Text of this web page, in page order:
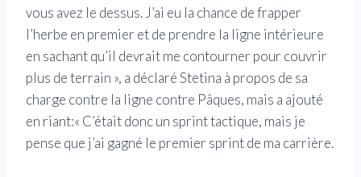
vous avez le dessus. J’ai eu la chance de frapper
l’herbe en premier et de prendre la ligne intérieure
en sachant qu’il devrait me contourner pour couvrir
plus de terrain », a déclaré Stetina à propos de sa
charge contre la ligne contre Pâques, mais a ajouté
en riant:« C’était donc un sprint tactique, mais je
pense que j’ai gagné le premier sprint de ma carrière.